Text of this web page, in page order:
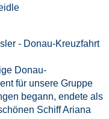
- Donau-Kreuzfahrt
Donau-
für unsere Gruppe
begann, endete als
Schiff Ariana